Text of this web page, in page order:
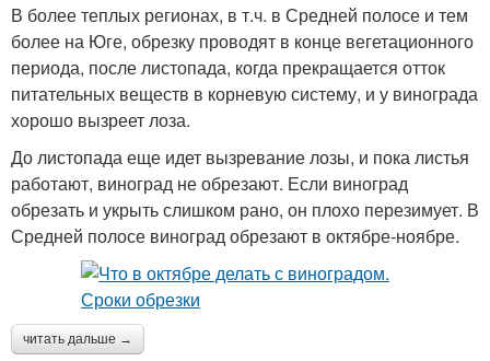
В более теплых регионах, в т.ч. в Средней полосе и тем
более на Юге, обрезку проводят в конце вегетационного
периода, после листопада, когда прекращается отток
питательных веществ в корневую систему, и у винограда
хорошо вызреет лоза.
До листопада еще идет вызревание лозы, и пока листья
работают, виноград не обрезают. Если виноград
обрезать и укрыть слишком рано, он плохо перезимует. В
Средней полосе виноград обрезают в октябре-ноябре.
читать дальше →